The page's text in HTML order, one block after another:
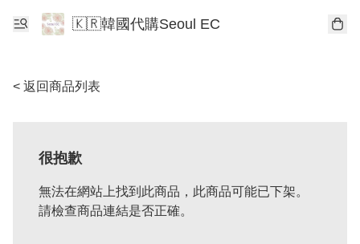
🇰🇷韓國代購Seoul EC
< 返回商品列表
很抱歉
無法在網站上找到此商品，此商品可能已下架。
請檢查商品連結是否正確。